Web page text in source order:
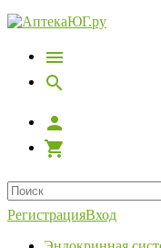
РегистрацияВход